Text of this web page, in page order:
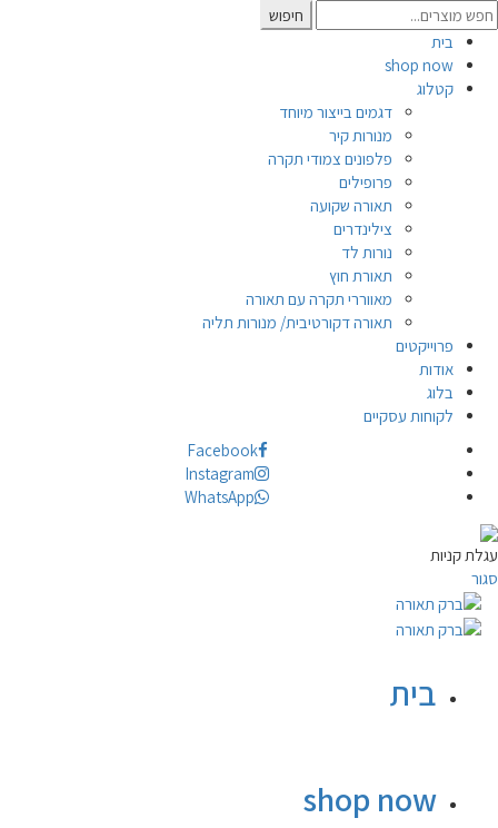
Search
for:
חיפוש
בית
shop now
קטלוג
דגמים בייצור מיוחד
מנורות קיר
פלפונים צמודי תקרה
פרופילים
תאורה שקועה
צילינדרים
נורות לד
תאורת חוץ
מאווררי תקרה עם תאורה
תאורה דקורטיבית/ מנורות תליה
פרוייקטים
אודות
בלוג
לקוחות עסקיים
Facebook
Instagram
WhatsApp
עגלת קניות
סגור
בית
shop now